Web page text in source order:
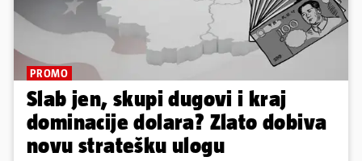
PROMO
Slab jen, skupi dugovi i kraj
dominacije dolara? Zlato dobiva
novu stratešku ulogu